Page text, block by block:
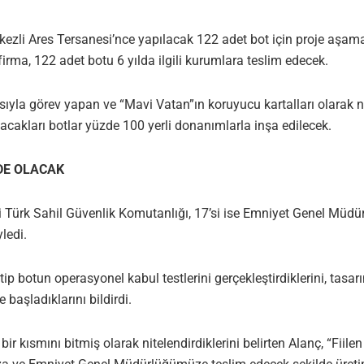
Ares Tersanesi’nce yapılacak 122 adet bot için proje
122 adet botu 6 yılda ilgili kurumlara teslim edecek.
görev yapan ve “Mavi Vatan”ın koruyucu kartalları olarak
botlar yüzde 100 yerli donanımlarla inşa edilecek.
OLACAK
Sahil Güvenlik Komutanlığı, 17’si ise Emniyet Genel
botun operasyonel kabul testlerini gerçekleştirdiklerini,
başladıklarını bildirdi.
kısmını bitmiş olarak nitelendirdiklerini belirten Alanç,